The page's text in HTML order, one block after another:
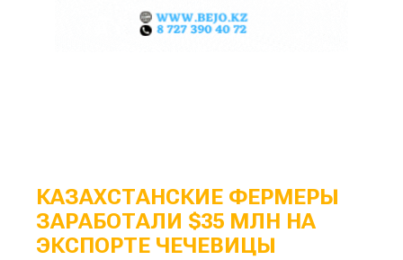
КАЗАХСТАНСКИЕ ФЕРМЕРЫ
ЗАРАБОТАЛИ $35 МЛН НА
ЭКСПОРТЕ ЧЕЧЕВИЦЫ